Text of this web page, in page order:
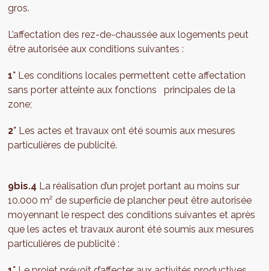
gros.
L’affectation des rez-de-chaussée aux logements peut
être autorisée aux conditions suivantes :
1° Les conditions locales permettent cette affectation
sans porter atteinte aux fonctions principales de la
zone;
2° Les actes et travaux ont été soumis aux mesures
particulières de publicité.
9bis.4 La réalisation d’un projet portant au moins sur
10.000 m² de superficie de plancher peut être autorisée
moyennant le respect des conditions suivantes et après
que les actes et travaux auront été soumis aux mesures
particulières de publicité :